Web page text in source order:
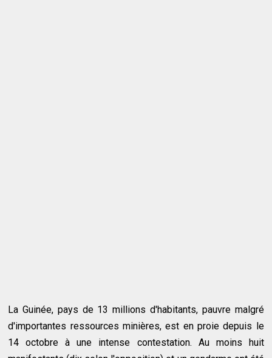
La Guinée, pays de 13 millions d'habitants, pauvre malgré
d'importantes ressources minières, est en proie depuis le
14 octobre à une intense contestation. Au moins huit